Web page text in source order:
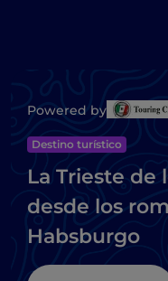
Powered by
Destino turístico
La Trieste de
desde los
Habsburgo